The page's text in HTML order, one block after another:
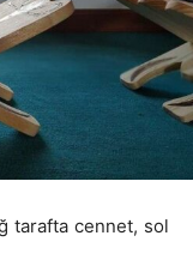
tarafta cennet, sol